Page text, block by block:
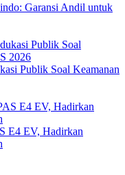
Garansi Andil untuk
Publik Soal Keamanan
E4 EV, Hadirkan